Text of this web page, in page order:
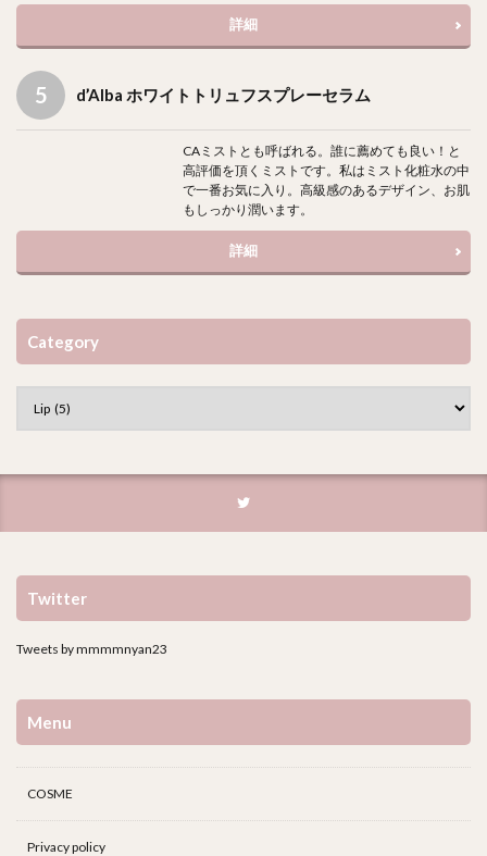
詳細
d’Alba ホワイトトリュフスプレーセラム
CAミストとも呼ばれる。誰に薦めても良い！と
高評価を頂くミストです。私はミスト化粧水の中
で一番お気に入り。高級感のあるデザイン、お肌
もしっかり潤います。
詳細
Category
Twitter
Tweets by mmmmnyan23
Menu
COSME
Privacy policy